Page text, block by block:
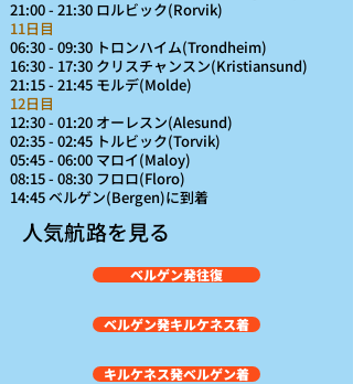
21:00 - 21:30 ロルビック(Rorvik)
11日目
06:30 - 09:30 トロンハイム(Trondheim)
16:30 - 17:30 クリスチャンスン(Kristiansund)
21:15 - 21:45 モルデ(Molde)
12日目
12:30 - 01:20 オーレスン(Alesund)
02:35 - 02:45 トルビック(Torvik)
05:45 - 06:00 マロイ(Maloy)
08:15 - 08:30 フロロ(Floro)
14:45 ベルゲン(Bergen)に到着
人気航路を見る
ベルゲン発往復
ベルゲン発キルケネス着
キルケネス発ベルゲン着